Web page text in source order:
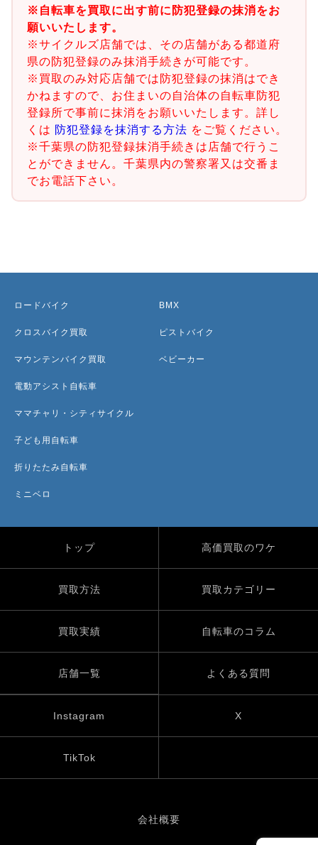
※自転車を買取に出す前に防犯登録の抹消をお
願いいたします。
※サイクルズ店舗では、その店舗がある都道府
県の防犯登録のみ抹消手続きが可能です。
※買取のみ対応店舗では防犯登録の抹消はでき
かねますので、お住まいの自治体の自転車防犯
登録所で事前に抹消をお願いいたします。詳し
くは 防犯登録を抹消する方法 をご覧ください。
※千葉県の防犯登録抹消手続きは店舗で行うこ
とができません。千葉県内の警察署又は交番ま
でお電話下さい。
ロードバイク
クロスバイク買取
マウンテンバイク買取
電動アシスト自転車
ママチャリ・シティサイクル
子ども用自転車
折りたたみ自転車
ミニベロ
BMX
ピストバイク
ベビーカー
トップ 高価買取のワケ
買取方法 買取カテゴリー
買取実績 自転車のコラム
店舗一覧 よくある質問
Instagram X
TikTok
会社概要